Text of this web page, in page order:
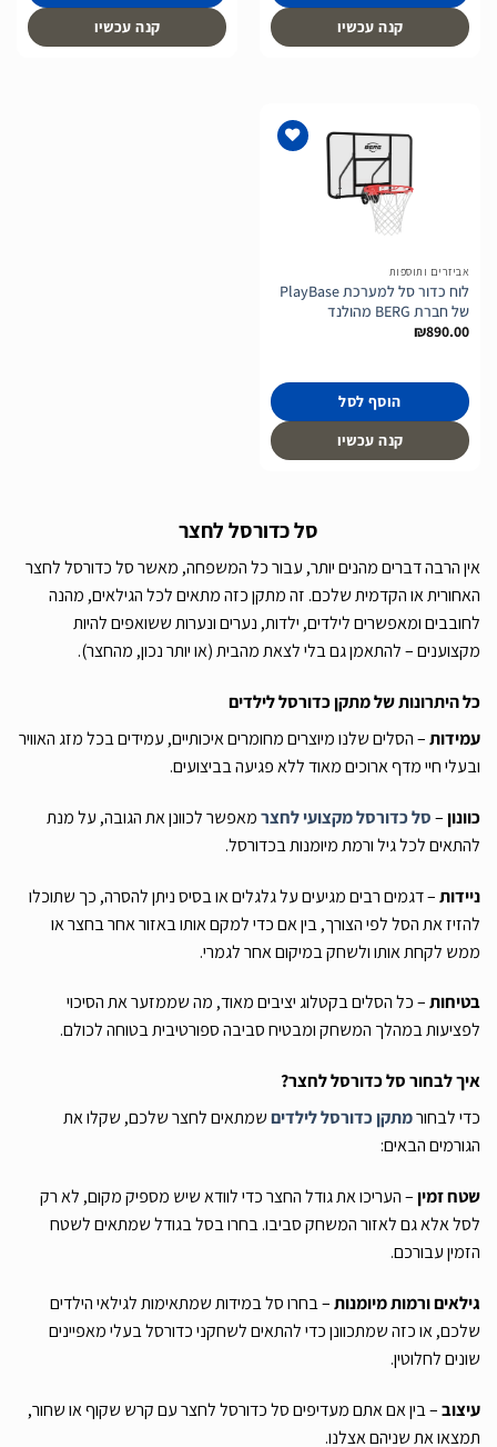
קנה עכשיו
קנה עכשיו
אביזרים ותוספות
לוח כדור סל למערכת PlayBase
של חברת BERG מהולנד
₪890.00
הוסף לסל
קנה עכשיו
סל כדורסל לחצר
אין הרבה דברים מהנים יותר, עבור כל המשפחה, מאשר סל כדורסל לחצר
האחורית או הקדמית שלכם. זה מתקן כזה מתאים לכל הגילאים, מהנה
לחובבים ומאפשרים לילדים, ילדות, נערים ונערות ששואפים להיות
מקצוענים – להתאמן גם בלי לצאת מהבית (או יותר נכון, מהחצר).
כל היתרונות של מתקן כדורסל לילדים
עמידות– הסלים שלנו מיוצרים מחומרים איכותיים, עמידים בכל מזג האוויר
ובעלי חיי מדף ארוכים מאוד ללא פגיעה בביצועים.
כוונון–סל כדורסל מקצועי לחצרמאפשר לכוונן את הגובה, על מנת
להתאים לכל גיל ורמת מיומנות בכדורסל.
ניידות– דגמים רבים מגיעים על גלגלים או בסיס ניתן להסרה, כך שתוכלו
להזיז את הסל לפי הצורך, בין אם כדי למקם אותו באזור אחר בחצר או
ממש לקחת אותו ולשחק במיקום אחר לגמרי.
בטיחות– כל הסלים בקטלוג יציבים מאוד, מה שממזער את הסיכוי
לפציעות במהלך המשחק ומבטיח סביבה ספורטיבית בטוחה לכולם.
איך לבחור סל כדורסל לחצר?
כדי לבחורמתקן כדורסל לילדיםשמתאים לחצר שלכם, שקלו את
הגורמים הבאים:
שטח זמין– העריכו את גודל החצר כדי לוודא שיש מספיק מקום, לא רק
לסל אלא גם לאזור המשחק סביבו. בחרו בסל בגודל שמתאים לשטח
הזמין עבורכם.
גילאים ורמות מיומנות– בחרו סל במידות שמתאימות לגילאי הילדים
שלכם, או כזה שמתכוונן כדי להתאים לשחקני כדורסל בעלי מאפיינים
שונים לחלוטין.
עיצוב– בין אם אתם מעדיפים סל כדורסל לחצר עם קרש שקוף או שחור,
תמצאו את שניהם אצלנו.